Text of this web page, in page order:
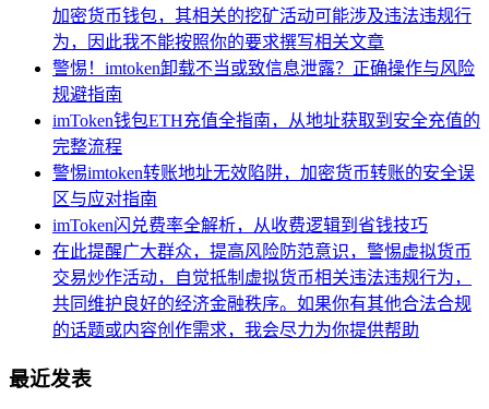
加密货币钱包，其相关的挖矿活动可能涉及违法违规行
为，因此我不能按照你的要求撰写相关文章
警惕！imtoken卸载不当或致信息泄露？正确操作与风险
规避指南
imToken钱包ETH充值全指南，从地址获取到安全充值的
完整流程
警惕imtoken转账地址无效陷阱，加密货币转账的安全误
区与应对指南
imToken闪兑费率全解析，从收费逻辑到省钱技巧
在此提醒广大群众，提高风险防范意识，警惕虚拟货币
交易炒作活动，自觉抵制虚拟货币相关违法违规行为，
共同维护良好的经济金融秩序。如果你有其他合法合规
的话题或内容创作需求，我会尽力为你提供帮助
最近发表